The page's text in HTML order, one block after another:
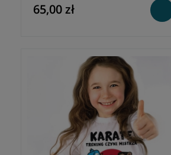
65,00 zł